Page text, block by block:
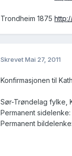
Trondheim 1875
SkrevetMai 27, 2011
Konfirmasjonen til
Sør-Trøndelag fylke,
Permanent sidelenke:
Permanent bildelenke: